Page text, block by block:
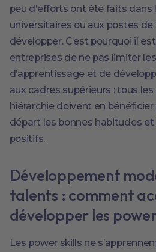
peu d’efforts ont été faits dans
universitaires ou aux postes
développer. C’est pourquoi il
entreprises de ne pas limiter
d’apprentissage et de
aux cadres supérieurs : tous
hiérarchie doivent en
départ les bonnes habitudes
positifs.
Développement
talents : comment
développer les
Les power skills ne